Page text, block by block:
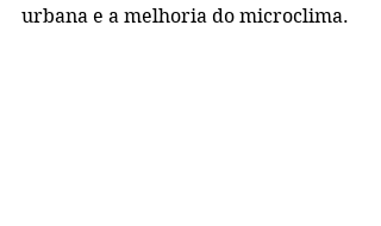
urbana e a melhoria do microclima.